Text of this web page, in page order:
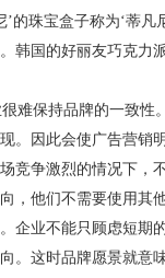
珠宝盒子称为‘蒂凡
韩国的好丽友巧克力
难保持品牌的一致性
。因此会使广告营销
竞争激烈的情况下，
，他们不需要使用其
企业不能只顾虑短
这时品牌愿景就意